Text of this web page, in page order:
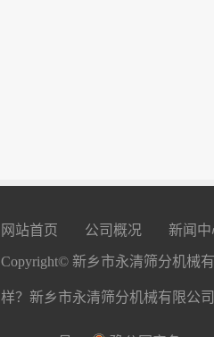
网站首页 公司概况 新闻中
Copyright© 新乡市永清筛分机械
样？新乡市永清筛分机械有限公